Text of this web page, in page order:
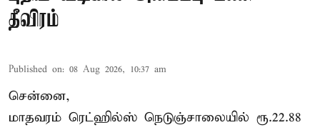
தீவிரம்
Published on: 08 Aug 2026, 10:37 am
சென்னை,
மாதவரம் ரெட்ஹில்ஸ் நெடுஞ்சாலையில் ரூ.22.88